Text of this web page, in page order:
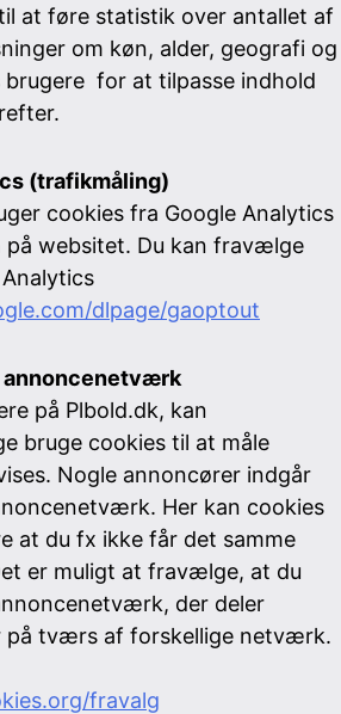
at føre statistik over antallet af
om køn, alder, geografi og
brugere for at tilpasse indhold
(trafikmåling)
cookies fra Google Analytics
websitet. Du kan fravælge
dlpage/gaoptout
annoncenetværk
på Plbold.dk, kan
bruge cookies til at måle
Nogle annoncører indgår
Her kan cookies
at du fx ikke får det samme
er muligt at fravælge, at du
der deler
på tværs af forskellige netværk.
fravalg